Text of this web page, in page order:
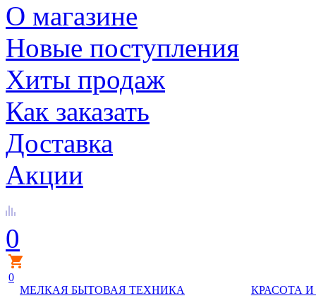
О магазине
Новые поступления
Хиты продаж
Как заказать
Доставка
Акции
0
0
МЕЛКАЯ БЫТОВАЯ ТЕХНИКА
КРАСОТА И